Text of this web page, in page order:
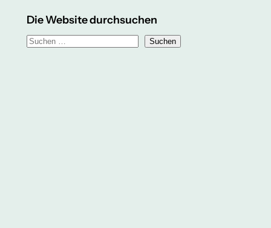
Die Website durchsuchen
S
Suchen